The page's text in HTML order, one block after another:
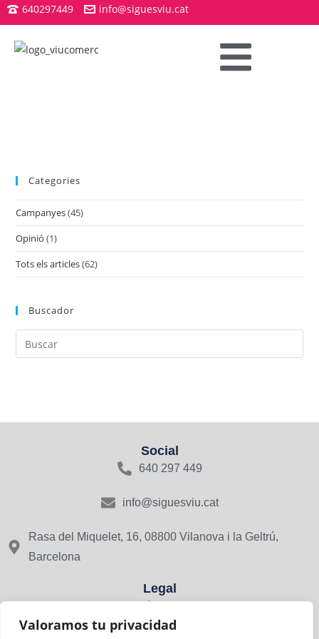
Valoramos tu privacidad
640297449 info@siguesviu.cat
Categories
Campanyes(45)
Opinió (1)
Tots els articles(62)
Buscador
Social
640 297 449
info@siguesviu.cat
Rasa del Miquelet, 16, 08800 Vilanova i la Geltrú,
Barcelona
Legal